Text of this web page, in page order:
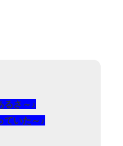
るさ～♪
ていた～♪